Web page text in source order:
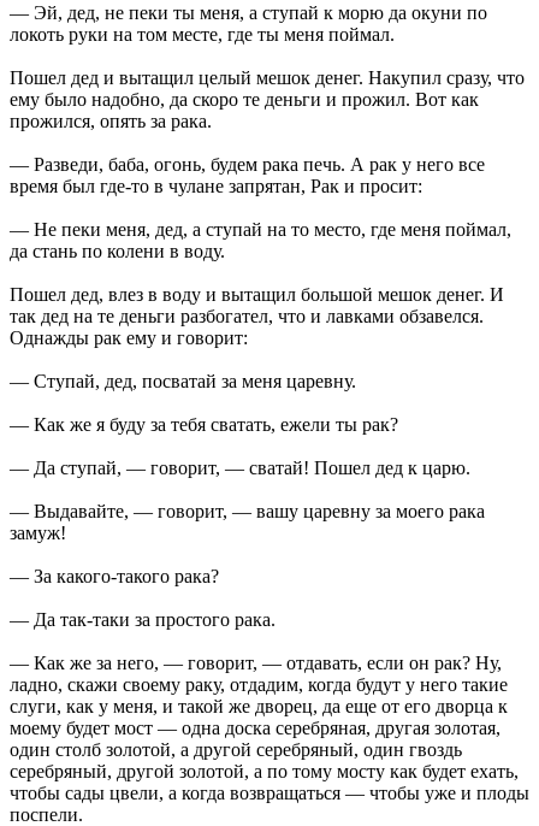
— Эй, дед, не пеки ты меня, а ступай к морю да окуни по
локоть руки на том месте, где ты меня поймал.
Пошел дед и вытащил целый мешок денег. Накупил сразу, что
ему было надобно, да скоро те деньги и прожил. Вот как
прожился, опять за рака.
— Разведи, баба, огонь, будем рака печь. А рак у него все
время был где-то в чулане запрятан, Рак и просит:
— Не пеки меня, дед, а ступай на то место, где меня поймал,
да стань по колени в воду.
Пошел дед, влез в воду и вытащил большой мешок денег. И
так дед на те деньги разбогател, что и лавками обзавелся.
Однажды рак ему и говорит:
— Ступай, дед, посватай за меня царевну.
— Как же я буду за тебя сватать, ежели ты рак?
— Да ступай, — говорит, — сватай! Пошел дед к царю.
— Выдавайте, — говорит, — вашу царевну за моего рака
замуж!
— За какого-такого рака?
— Да так-таки за простого рака.
— Как же за него, — говорит, — отдавать, если он рак? Ну,
ладно, скажи своему раку, отдадим, когда будут у него такие
слуги, как у меня, и такой же дворец, да еще от его дворца к
моему будет мост — одна доска серебряная, другая золотая,
один столб золотой, а другой серебряный, один гвоздь
серебряный, другой золотой, а по тому мосту как будет ехать,
чтобы сады цвели, а когда возвращаться — чтобы уже и плоды
поспели.